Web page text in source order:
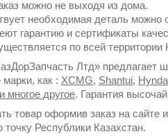
можно не выходя из дома.
необходимая деталь
гарантию и сертификаты
по всей территории
Лтд» предлагает
марки, как : XCMG, Shantui,
многое другое. Гарантия
товар оформив заказ на
Республики Казахстан.